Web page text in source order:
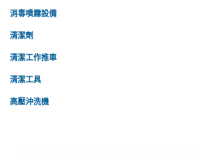
消毒噴霧設備
清潔劑
清潔工作推車
清潔工具
高壓沖洗機